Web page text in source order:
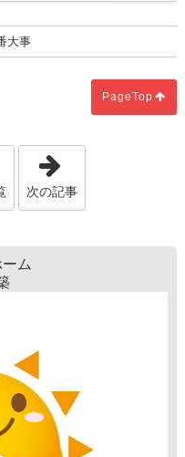
大事
PageTop
ましょう」
次の記事
ム